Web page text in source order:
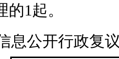
1起。
息公开行政复